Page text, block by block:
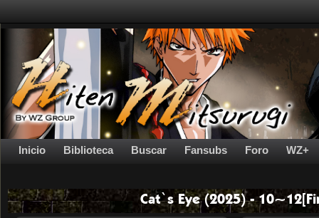
Inicio Biblioteca Buscar Fansubs Foro WZ+
Cat`s Eye (2025) -